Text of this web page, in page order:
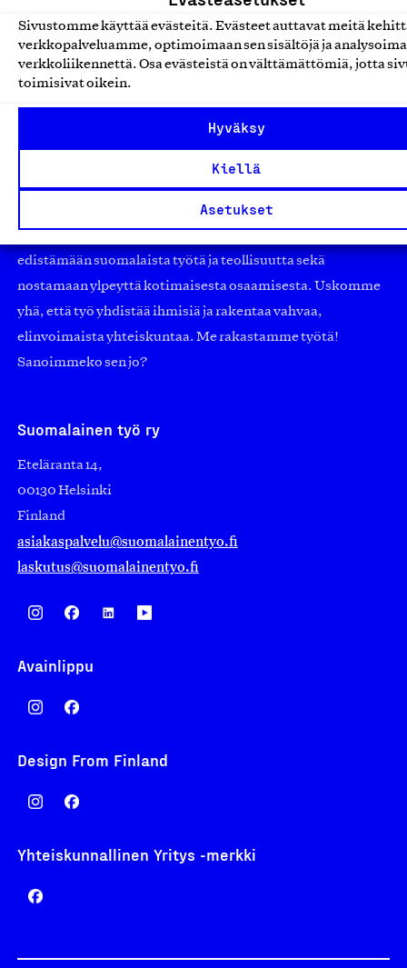
Sivustomme käyttää evästeitä. Evästeet auttavat meitä
verkkopalveluamme, optimoimaan sen sisältöjä ja
verkkoliikennettä. Osa evästeistä on välttämättömiä, jotta
toimisivat oikein.
Hyväksy
Kiellä
Asetukset
Olemme jäsentemme omistama puolueeton,
Jäseninämme on koko suomalaisen yhteiskunnan kirjo
pienistä pajoista ja yhteisöistä kansainvälisiin
edistämään suomalaista työtä ja teollisuutta sekä
nostamaan ylpeyttä kotimaisesta osaamisesta. Uskomme
yhä, että työ yhdistää ihmisiä ja rakentaa vahvaa,
elinvoimaista yhteiskuntaa. Me rakastamme työtä!
Sanoimmeko sen jo?
Suomalainen työ ry
Eteläranta 14,
00130 Helsinki
Finland
asiakaspalvelu@suomalainentyo.fi
laskutus@suomalainentyo.fi
Avainlippu
Design From Finland
Yhteiskunnallinen Yritys -merkki